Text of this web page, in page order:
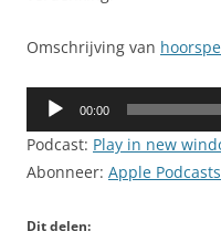
Omschrijving van
Audiospeler
00:00
Podcast: Play in new
Abonneer: Apple Podcasts
Dit delen: